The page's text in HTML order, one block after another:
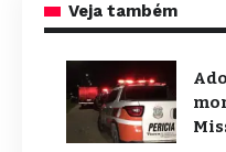
Veja também